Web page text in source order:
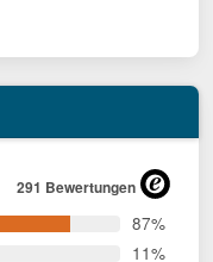
291 Bewertungen
87%
11%